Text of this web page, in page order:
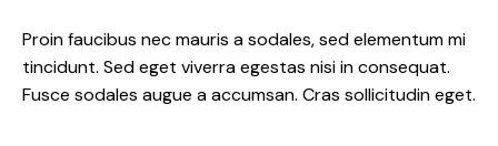
Proin faucibus nec mauris a sodales, sed elementum mi
tincidunt. Sed eget viverra egestas nisi in consequat.
Fusce sodales augue a accumsan. Cras sollicitudin eget.